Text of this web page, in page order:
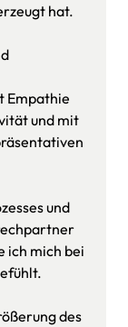
hat.
Empathie
und mit
und
ich mich bei
des